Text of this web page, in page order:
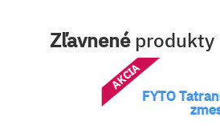
Zľavnenéprodukty
FYTO
AKCIA